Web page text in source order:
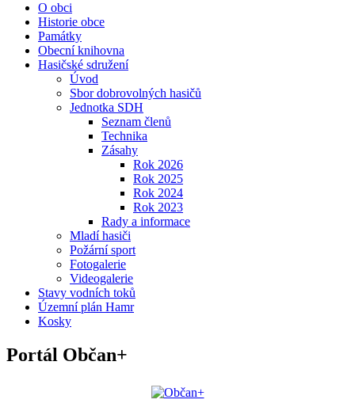
O obci
Historie obce
Památky
Obecní knihovna
Hasičské sdružení
Úvod
Sbor dobrovolných hasičů
Jednotka SDH
Seznam členů
Technika
Zásahy
Rok 2026
Rok 2025
Rok 2024
Rok 2023
Rady a informace
Mladí hasiči
Požární sport
Fotogalerie
Videogalerie
Stavy vodních toků
Územní plán Hamr
Kosky
Portál Občan+